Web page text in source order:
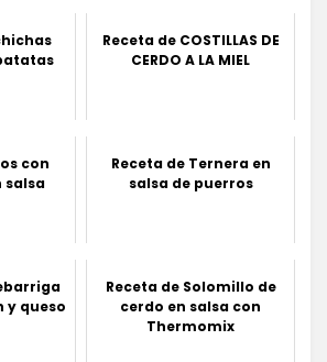
Receta de COSTILLAS DE
CERDO A LA MIEL
con
salsa
Receta de Ternera en
salsa de puerros
y queso
Receta de Solomillo de
cerdo en salsa con
Thermomix